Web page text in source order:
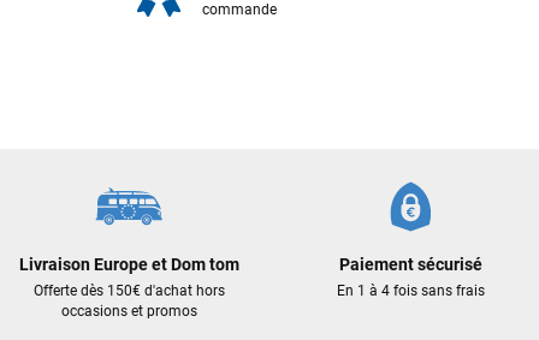
commande
Livraison Europe et Dom tom
Offerte dès 150€ d'achat hors
occasions et promos
Paiement sécurisé
En 1 à 4 fois sans frais
Frédéric sternheim
il y a 4 semaines
qualité : c'est toujours un plaisir!